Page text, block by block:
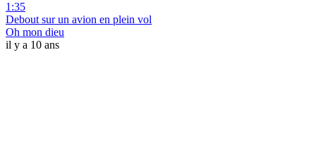
1:35
Debout sur un avion en plein vol
Oh mon dieu
il y a 10 ans